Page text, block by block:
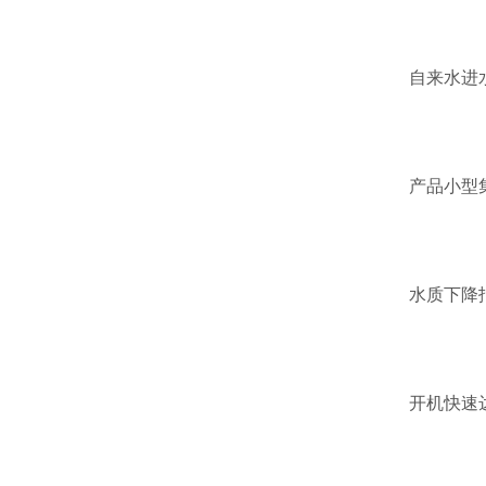
自来水进
产品小型
水质下降
开机快速